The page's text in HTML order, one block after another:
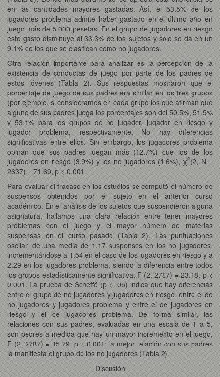
en las cantidades mayores gastadas. Así, el 53.5% de los
jugadores problema admite haber gastado en el último año en
juego más de 5.000 pesetas. En el grupo de jugadores en riesgo
este gasto disminuye al 33.3% de los sujetos y sólo se da en un
9.1% de los que se clasifican como no jugadores.
Otra relación importante para analizar es la percepción de la
existencia de conductas de juego por parte de los padres de
estos jóvenes (Tabla 2). Sus respuestas mostraron que el
porcentaje de juego de sus padres era similar en los tres grupos
(por ejemplo, si consideramos en cada grupo los que afirman que
alguno de sus padres juega los porcentajes son del 50.5%, 51.5%
y 53.1% para los grupos de no jugador, jugador en riesgo y
jugador problema, respectivamente. No hay diferencias
significativas entre ellos. Sin embargo, los jugadores problema
opinan que sus padres juegan más (12.7%) que los de los
jugadores en riesgo (3.9%) y los no jugadores (1.6%), χ2(2, N =
2637) = 71.69, p < 0.001.
Para evaluar el fracaso en los estudios se computó el número de
suspensos obtenidos por el sujeto en el anterior curso
académico. En el análisis de los sujetos que suspendieron alguna
asignatura, hallamos una clara relación entre tener mayores
problemas con el juego y el mayor número de materias
suspensas en el curso pasado (Tabla 2). Las puntuaciones
oscilan de una media de 1.17 suspensos en los no jugadores,
incrementándose a 1.54 en el caso de los jugadores en riesgo y a
2.29 en los jugadores problema, siendo la diferencia entre todos
los grupos estadísticamente significativa, F (2, 2787) = 23.18, p <
0.001. La prueba de Scheffé (p < .05) indica que hay diferencias
entre el grupo de no jugadores y jugadores en riesgo, entre el de
no jugadores y jugadores problema y entre el de jugadores en
riesgo y el de jugadores problema. De forma similar, las
relaciones con sus padres, evaluadas en una escala de 1 a 5,
son peores a medida que hay un mayor incremento en el juego,
F (2, 2787) = 15.79, p < 0.001; la mejor relación con sus padres
la manifiesta el grupo de los no jugadores (Tabla 2).
Discusión